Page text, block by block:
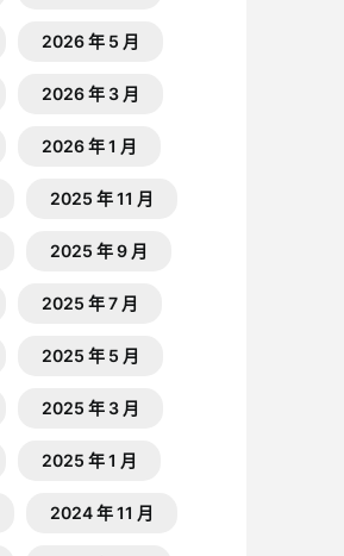
2026 年 5 月
2026 年 3 月
2026 年 1 月
2025 年 11 月
2025 年 9 月
2025 年 7 月
2025 年 5 月
2025 年 3 月
2025 年 1 月
2024 年 11 月